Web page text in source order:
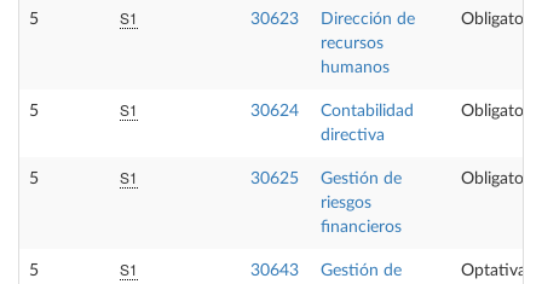
5 S1 30623
Dirección de
recursos
humanos
Obligatoria
5 S1 30624
Contabilidad
directiva
Obligatoria
5 S1 30625
Gestión de
riesgos
financieros
Obligatoria
5 S1 30643
Gestión de
Optativa